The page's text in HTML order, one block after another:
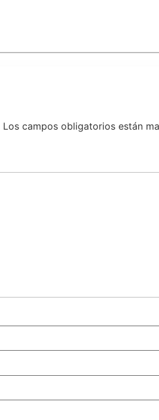
Los campos obligatorios están